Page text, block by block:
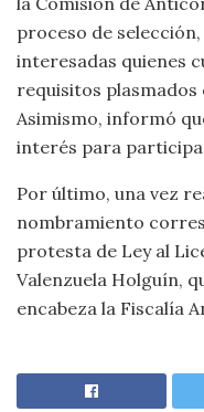
proceso de
interesadas quienes
requisitos
Asimismo, informó
interés para
Por último, una vez
nombramiento
protesta de Ley al
Valenzuela Holguín,
encabeza la Fiscalía